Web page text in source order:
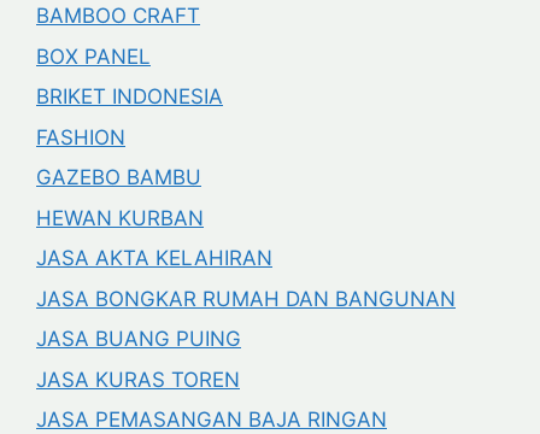
BAMBOO CRAFT
BOX PANEL
BRIKET INDONESIA
FASHION
GAZEBO BAMBU
HEWAN KURBAN
JASA AKTA KELAHIRAN
JASA BONGKAR RUMAH DAN BANGUNAN
JASA BUANG PUING
JASA KURAS TOREN
JASA PEMASANGAN BAJA RINGAN